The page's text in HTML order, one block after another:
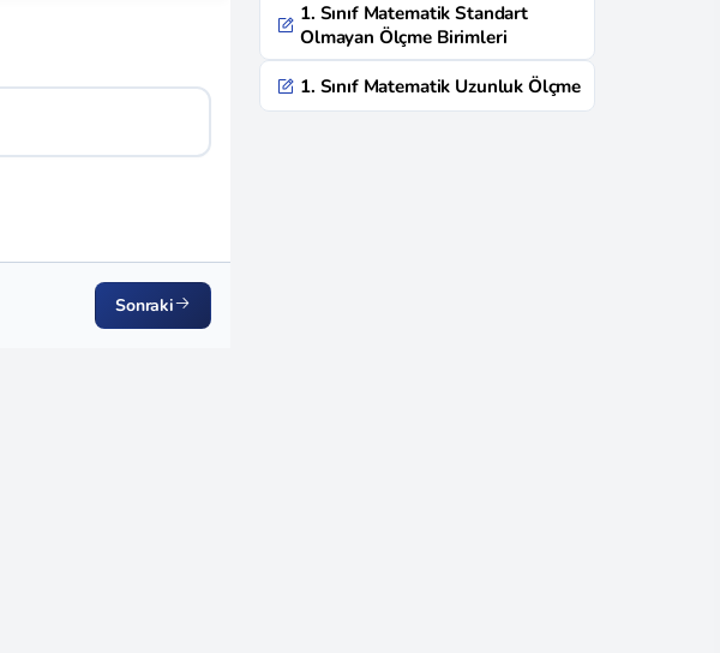
Sonraki
1. Sınıf Matematik Standart
Olmayan Ölçme Birimleri
1. Sınıf Matematik Uzunluk Ölçme